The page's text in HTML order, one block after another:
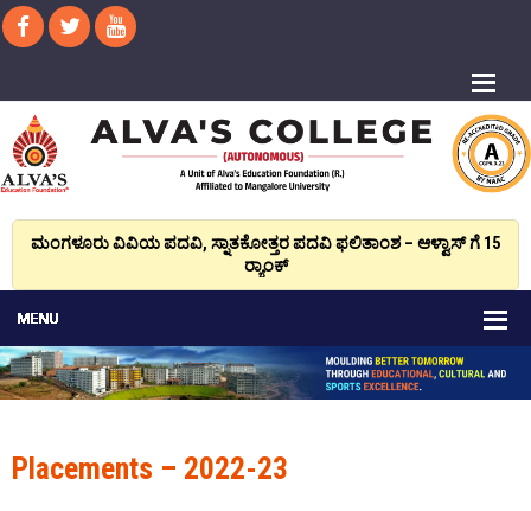
ಮಂಗಳೂರು ವಿವಿಯ ಪದವಿ, ಸ್ನಾತಕೋತ್ತರ ಪದವಿ ಫಲಿತಾಂಶ – ಆಳ್ವಾಸ್ ಗೆ 15
ರ್‍ಯಾಂಕ್‌
Placements – 2022-23